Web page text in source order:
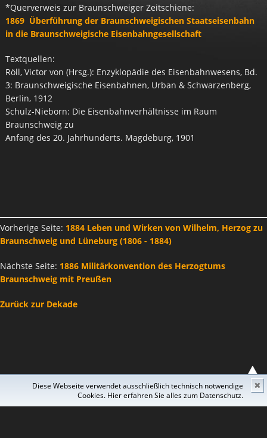
Diese Webseite verwendet ausschließlich technisch notwendige
Cookies. Hier erfahren Sie alles zum Datenschutz.
✖
*Querverweis zur Braunschweiger Zeitschiene:
1869 Überführung der Braunschweigischen Staatseisenbahn
in die Braunschweigische Eisenbahngesellschaft
Textquellen:
Röll, Victor von (Hrsg.): Enzyklopädie des Eisenbahnwesens, Bd.
3: Braunschweigische Eisenbahnen, Urban & Schwarzenberg,
Berlin, 1912
Schulz-Nieborn: Die Eisenbahnverhältnisse im Raum
Braunschweig zu
Anfang des 20. Jahrhunderts. Magdeburg, 1901
Vorherige Seite: 1884 Leben und Wirken von Wilhelm, Herzog zu
Braunschweig und Lüneburg (1806 - 1884)
Nächste Seite: 1886 Militärkonvention des Herzogtums
Braunschweig mit Preußen
Zurück zur Dekade